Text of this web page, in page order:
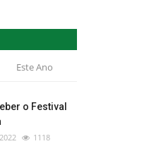
Este Ano
o Festival
1118